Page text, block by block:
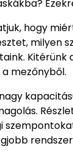
hogy
milyen
Kitérünk
mezőnyből.